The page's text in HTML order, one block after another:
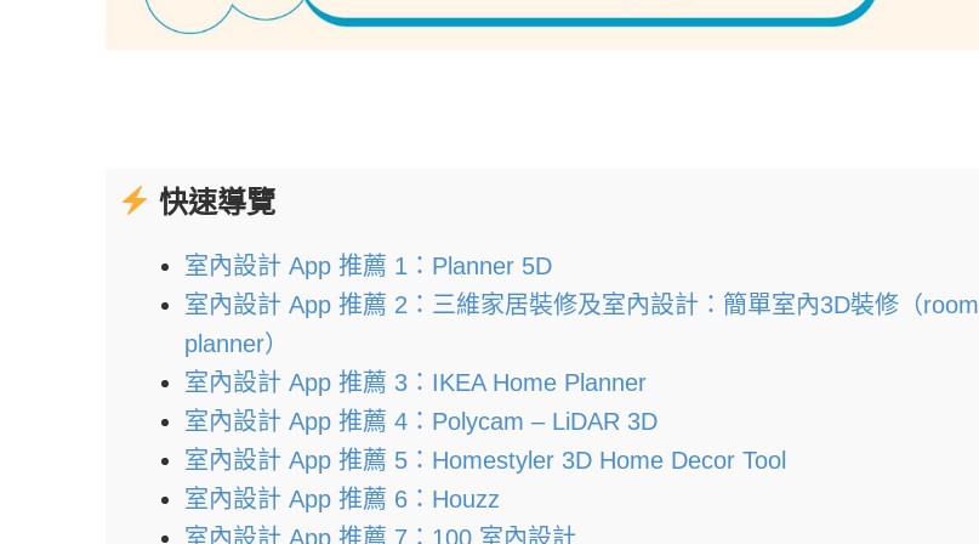
快速導覽
室內設計 App 推薦 1：Planner 5D
室內設計 App 推薦 2：三維家居裝修及室內設計：簡單室內3D裝修（room
planner）
室內設計 App 推薦 3：IKEA Home Planner
室內設計 App 推薦 4：Polycam – LiDAR 3D
室內設計 App 推薦 5：Homestyler 3D Home Decor Tool
室內設計 App 推薦 6：Houzz
室內設計 App 推薦 7：100 室內設計